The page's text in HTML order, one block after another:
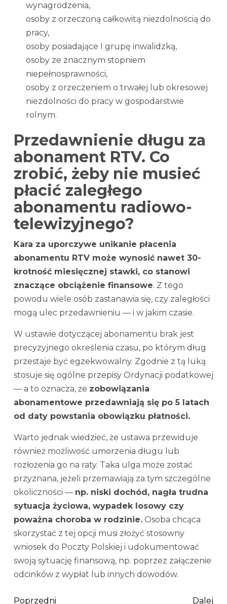
wynagrodzenia,
osoby z orzeczoną całkowitą niezdolnością do
pracy,
osoby posiadające I grupę inwalidzką,
osoby ze znacznym stopniem
niepełnosprawności,
osoby z orzeczeniem o trwałej lub okresowej
niezdolności do pracy w gospodarstwie
rolnym.
Przedawnienie długu za
abonament RTV. Co
zrobić, żeby nie musieć
płacić zaległego
abonamentu radiowo-
telewizyjnego?
Kara za uporczywe unikanie płacenia
abonamentu RTV może wynosić nawet 30-
krotność miesięcznej stawki, co stanowi
znaczące obciążenie finansowe. Z tego
powodu wiele osób zastanawia się, czy zaległości
mogą ulec przedawnieniu — i w jakim czasie.
W ustawie dotyczącej abonamentu brak jest
precyzyjnego określenia czasu, po którym dług
przestaje być egzekwowalny. Zgodnie z tą luką
stosuje się ogólne przepisy Ordynacji podatkowej
— a to oznacza, że zobowiązania
abonamentowe przedawniają się po 5 latach
od daty powstania obowiązku płatności.
Warto jednak wiedzieć, że ustawa przewiduje
również możliwość umorzenia długu lub
rozłożenia go na raty. Taka ulga może zostać
przyznana, jeżeli przemawiają za tym szczególne
okoliczności — np. niski dochód, nagła trudna
sytuacja życiowa, wypadek losowy czy
poważna choroba w rodzinie. Osoba chcąca
skorzystać z tej opcji musi złożyć stosowny
wniosek do Poczty Polskiej i udokumentować
swoją sytuację finansową, np. poprzez załączenie
odcinków z wypłat lub innych dowodów.
Poprzedni Dalej